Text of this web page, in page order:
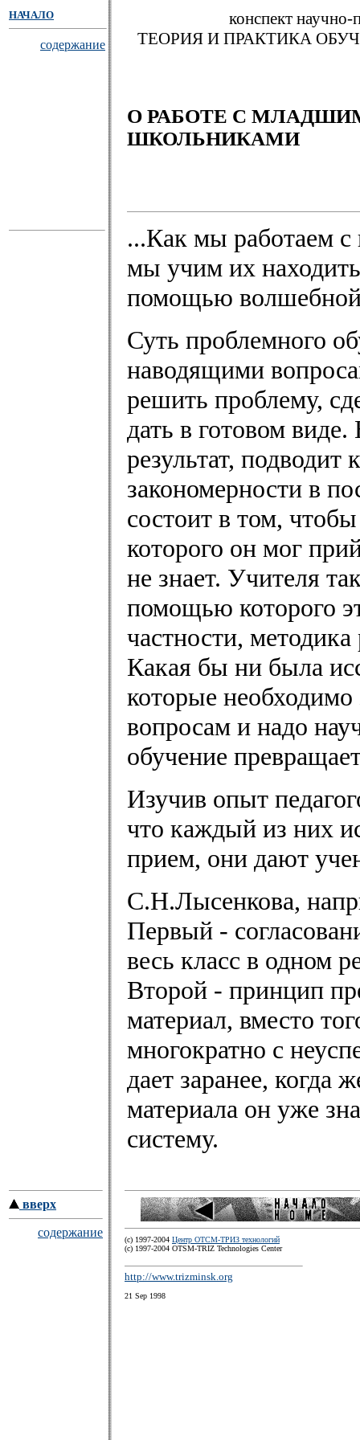
НАЧАЛО
содержание
конспект
ТЕОРИЯ И ПРАКТИКА
О РАБОТЕ С
ШКОЛЬНИКАМИ
...Как мы работаем с
мы учим их
помощью волшебной
Суть проблемного
наводящими
решить проблему,
дать в готовом
результат,
закономерности в
состоит в том,
которого он мог
не знает. Учителя
помощью которого
частности,
Какая бы ни была
которые
вопросам и надо
обучение
Изучив опыт
что каждый из них
прием, они дают
С.Н.Лысенкова,
Первый -
весь класс в одном
Второй - принцип
материал, вместо
многократно с
дает заранее, когда
материала он уже
систему.
вверх
содержание
(c) 1997-2004 Центр ОТСМ-ТРИЗ технологий
(с) 1997-2004 OTSM-TRIZ Technologies Center
http://www.trizminsk.org
21 Sep 1998